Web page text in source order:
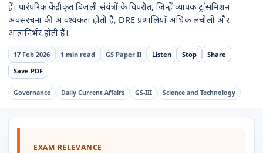
हैं। पारंपरिक केंद्रीकृत बिजली संयंत्रों के विपरीत, जिन्हें व्यापक ट्रांसमिशन
अवसंरचना की आवश्यकता होती है, DRE प्रणालियाँ अधिक लचीली और
आत्मनिर्भर होती हैं।
17 Feb 2026 1 min read GS Paper II Listen Stop
Share
Save PDF
Governance Daily Current Affairs GS-III Science and Technology
EXAM RELEVANCE